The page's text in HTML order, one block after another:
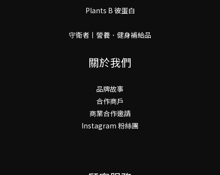
Plants B 彼蛋白
守衛者丨謍養．健身補給品
關於我們
品牌故事
合作商戶
商業合作邀請
Instagram 粉絲團